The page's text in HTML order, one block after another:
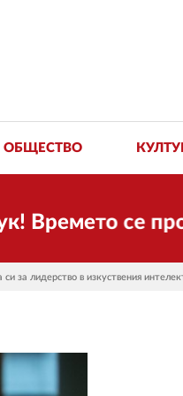
ОБЩЕСТВО
се
за лидерство в изкуствения